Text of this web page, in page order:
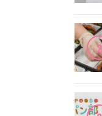
2